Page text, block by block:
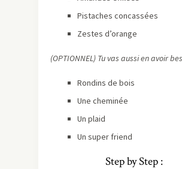
Pistaches concassées
Zestes d’orange
(OPTIONNEL) Tu vas aussi en avoir
Rondins de bois
Une cheminée
Un plaid
Un super friend
Step by Step :